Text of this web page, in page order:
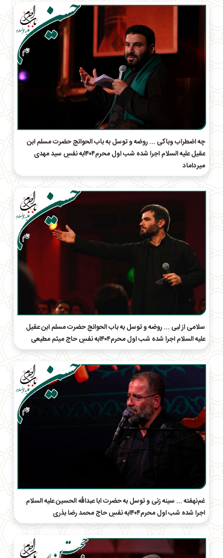
چه اضطراب وباکی ... روضه و توسل به باب الحوائج حضرت مسلم ابن
عقیل علیه السلام اجرا شده شب اول محرم۱۴۰۴به نفسِ سید مهدی
میرداماد
سلامی از لبی ... روضه و توسل به باب الحوائج حضرت مسلم ابن عقیل
علیه السلام اجرا شده شب اول محرم۱۴۰۴به نفسِ حاج‌ میثم مطیعی
غم‌نهفته ... سینه زنی و توسل به حضرت ابا عبدالله الحسین علیه السلام
اجرا شده شب اول محرم۱۴۰۴به نفسِ حاج‌ محمد رضا بذری